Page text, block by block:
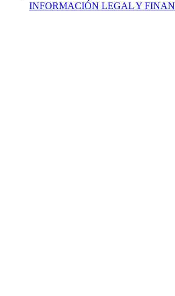
INFORMACIÓN LEGAL Y